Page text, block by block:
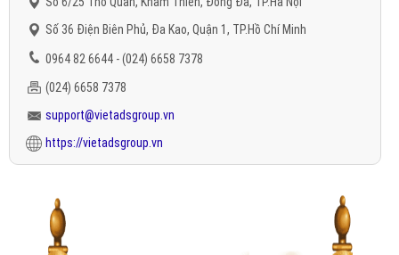
Số 36 Điện Biên Phủ, Đa Kao, Quận 1, TP.Hồ Chí Minh
0964 82 6644 - (024) 6658 7378
(024) 6658 7378
support@vietadsgroup.vn
https://vietadsgroup.vn